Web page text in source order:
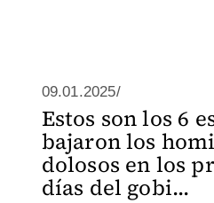
09.01.2025/
Estos son los 6
bajaron los
dolosos en los
días del gobi...